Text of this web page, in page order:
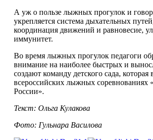
А уж о пользе лыжных прогулок и
укрепляется система дыхательных
координация движений и равновесие,
иммунитет.
Во время лыжных прогулок педагоги
внимание на наиболее быстрых и
создают команду детского сада, которая
всероссийских лыжных
России».
Текст: Ольга Кулакова
Фото: Гульнара Василова